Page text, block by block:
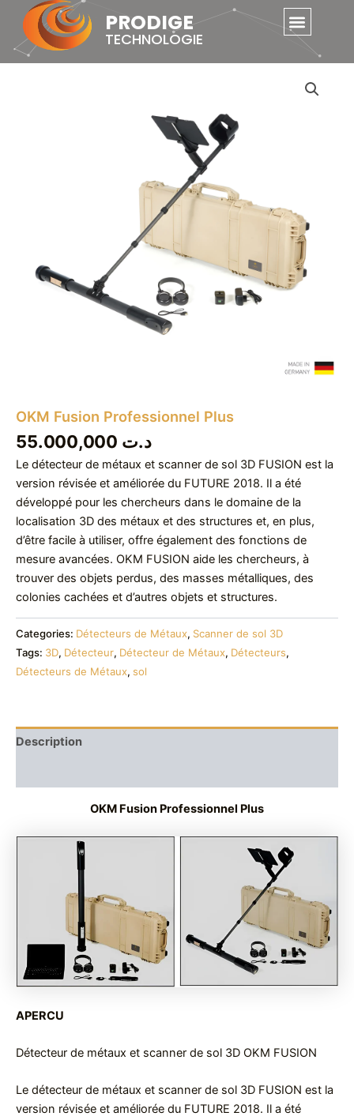
content
PRODIGE
TECHNOLOGIE
OKM Fusion Professionnel Plus
د.ت
Le détecteur de métaux et scanner de sol 3D FUSION est la
version révisée et améliorée du FUTURE 2018. Il a été
développé pour les chercheurs dans le domaine de la
localisation 3D des métaux et des structures et, en plus,
d’être facile à utiliser, offre également des fonctions de
mesure avancées. OKM FUSION aide les chercheurs, à
trouver des objets perdus, des masses métalliques, des
colonies cachées et d’autres objets et structures.
Categories: Détecteurs de Métaux, Scanner de sol 3D
Tags: 3D, Détecteur, Détecteur de Métaux, Détecteurs,
Détecteurs de Métaux, sol
Description
OKM Fusion Professionnel Plus
APERCU
Détecteur de métaux et scanner de sol 3D OKM FUSION
Le détecteur de métaux et scanner de sol 3D FUSION est la
version révisée et améliorée du FUTURE 2018. Il a été